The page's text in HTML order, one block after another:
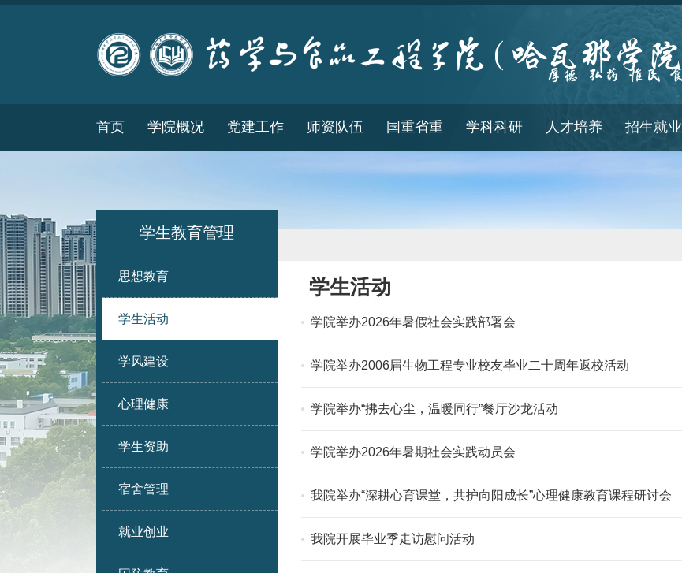
首页 学院概况 党建工作 师资队伍 国重省重 学科科研 人才培养 招生就业
学生教育管理
思想教育
学生活动
学风建设
心理健康
学生资助
宿舍管理
就业创业
学生活动
学院举办2026年暑假社会实践部署会
学院举办2006届生物工程专业校友毕业二十周年返校活动
学院举办“拂去心尘，温暖同行”餐厅沙龙活动
学院举办2026年暑期社会实践动员会
我院举办“深耕心育课堂，共护向阳成长”心理健康教育课程研讨会
我院开展毕业季走访慰问活动